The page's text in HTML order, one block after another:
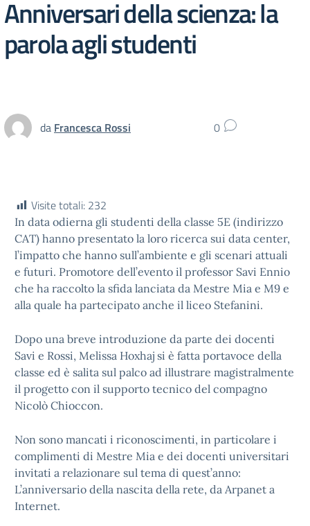
Anniversari della scienza: la
parola agli studenti
da Francesca Rossi 0
Visite totali: 232
In data odierna gli studenti della classe 5E (indirizzo
CAT) hanno presentato la loro ricerca sui data center,
l’impatto che hanno sull’ambiente e gli scenari attuali
e futuri. Promotore dell’evento il professor Savi Ennio
che ha raccolto la sfida lanciata da Mestre Mia e M9 e
alla quale ha partecipato anche il liceo Stefanini.
Dopo una breve introduzione da parte dei docenti
Savi e Rossi, Melissa Hoxhaj si è fatta portavoce della
classe ed è salita sul palco ad illustrare magistralmente
il progetto con il supporto tecnico del compagno
Nicolò Chioccon.
Non sono mancati i riconoscimenti, in particolare i
complimenti di Mestre Mia e dei docenti universitari
invitati a relazionare sul tema di quest’anno:
L’anniversario della nascita della rete, da Arpanet a
Internet.